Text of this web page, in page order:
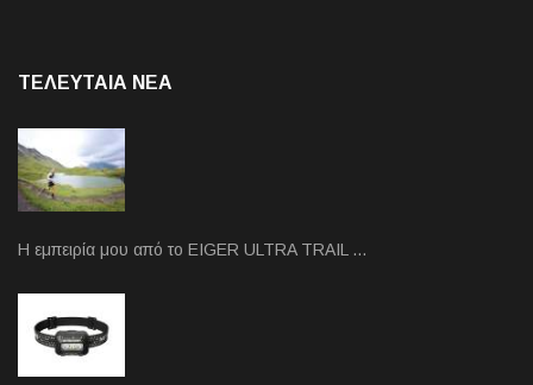
ΤΕΛΕΥΤΑΙΑ NEA
Η εμπειρία μου από το EIGER ULTRA TRAIL …